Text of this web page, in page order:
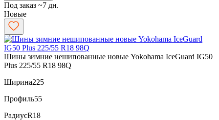
Под заказ ~7 дн.
Новые
Шины зимние нешипованные новые Yokohama IceGuard IG50
Plus 225/55 R18 98Q
Ширина225
Профиль55
РадиусR18